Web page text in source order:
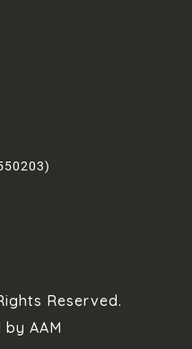
Reserved.
AAM